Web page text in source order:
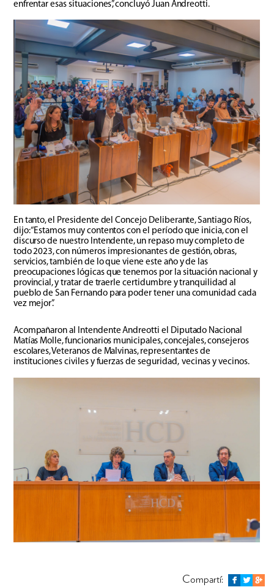
enfrentar esas situaciones”, concluyó Juan Andreotti.
En tanto, el Presidente del Concejo Deliberante, Santiago Ríos,
dijo: “Estamos muy contentos con el período que inicia, con el
discurso de nuestro Intendente, un repaso muy completo de
todo 2023, con números impresionantes de gestión, obras,
servicios, también de lo que viene este año y de las
preocupaciones lógicas que tenemos por la situación nacional y
provincial, y tratar de traerle certidumbre y tranquilidad al
pueblo de San Fernando para poder tener una comunidad cada
vez mejor”.
Acompañaron al Intendente Andreotti el Diputado Nacional
Matías Molle, funcionarios municipales, concejales, consejeros
escolares, Veteranos de Malvinas, representantes de
instituciones civiles y fuerzas de seguridad, vecinas y vecinos.
Compartí: